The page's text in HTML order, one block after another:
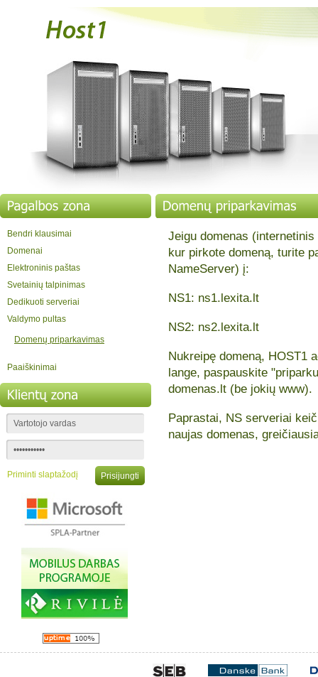
Bendri klausimai
Domenai
Elektroninis paštas
Svetainių talpinimas
Dedikuoti serveriai
Valdymo pultas
Domenų priparkavimas
Paaiškinimai
Priminti slaptažodį
Jeigu domenas
kur pirkote domeną, turite
NameServer) į:
NS1: ns1.lexita.lt
NS2: ns2.lexita.lt
Nukreipę domeną, HOST1
lange, paspauskite
domenas.lt (be jokių www).
Paprastai, NS serveriai
naujas domenas,